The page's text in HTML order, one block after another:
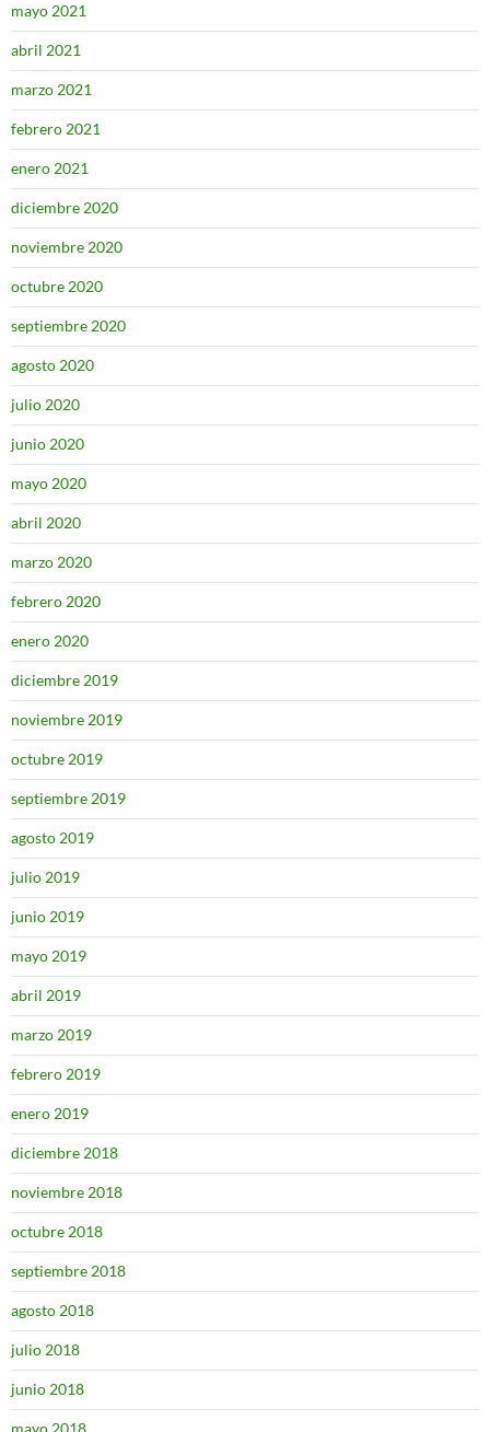
mayo 2021
abril 2021
marzo 2021
febrero 2021
enero 2021
diciembre 2020
noviembre 2020
octubre 2020
septiembre 2020
agosto 2020
julio 2020
junio 2020
mayo 2020
abril 2020
marzo 2020
febrero 2020
enero 2020
diciembre 2019
noviembre 2019
octubre 2019
septiembre 2019
agosto 2019
julio 2019
junio 2019
mayo 2019
abril 2019
marzo 2019
febrero 2019
enero 2019
diciembre 2018
noviembre 2018
octubre 2018
septiembre 2018
agosto 2018
julio 2018
junio 2018
mayo 2018